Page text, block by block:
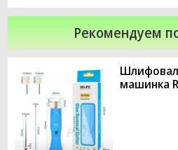
Рекомендуем
машинка